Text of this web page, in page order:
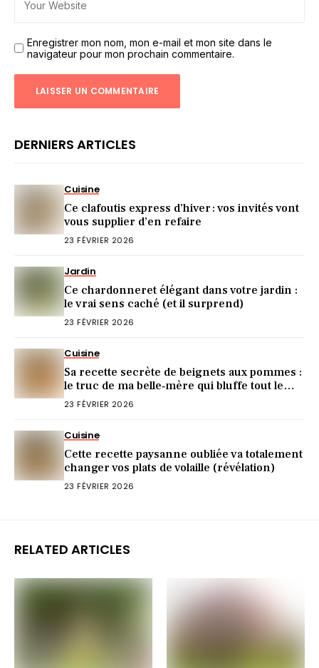
Enregistrer mon nom, mon e-mail et mon site dans le
navigateur pour mon prochain commentaire.
DERNIERS ARTICLES
Cuisine
Ce clafoutis express d’hiver : vos invités vont
vous supplier d’en refaire
23 FÉVRIER 2026
Jardin
Ce chardonneret élégant dans votre jardin :
le vrai sens caché (et il surprend)
23 FÉVRIER 2026
Cuisine
Sa recette secrète de beignets aux pommes :
le truc de ma belle‑mère qui bluffe tout le
monde
23 FÉVRIER 2026
Cuisine
Cette recette paysanne oubliée va totalement
changer vos plats de volaille (révélation)
23 FÉVRIER 2026
RELATED ARTICLES